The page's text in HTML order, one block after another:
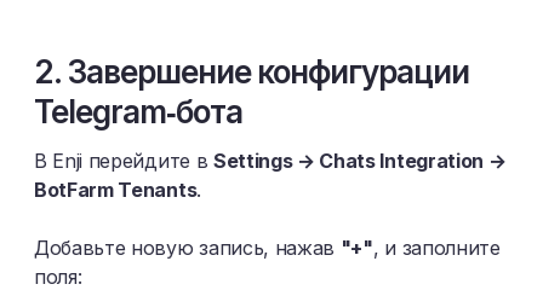
2. Завершение конфигурации
Telegram‑бота
В Enji перейдите в Settings → Chats Integration →
BotFarm Tenants.​
Добавьте новую запись, нажав "+", и заполните
поля: